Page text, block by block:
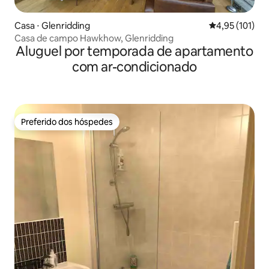
Casa ⋅ Glenridding 4,95 de uma
4,95 (101)
Casa de campo Hawkhow, Glenridding
Aluguel por temporada de apartamento
com ar-condicionado
Preferido dos hóspedes
Preferido dos hóspedes